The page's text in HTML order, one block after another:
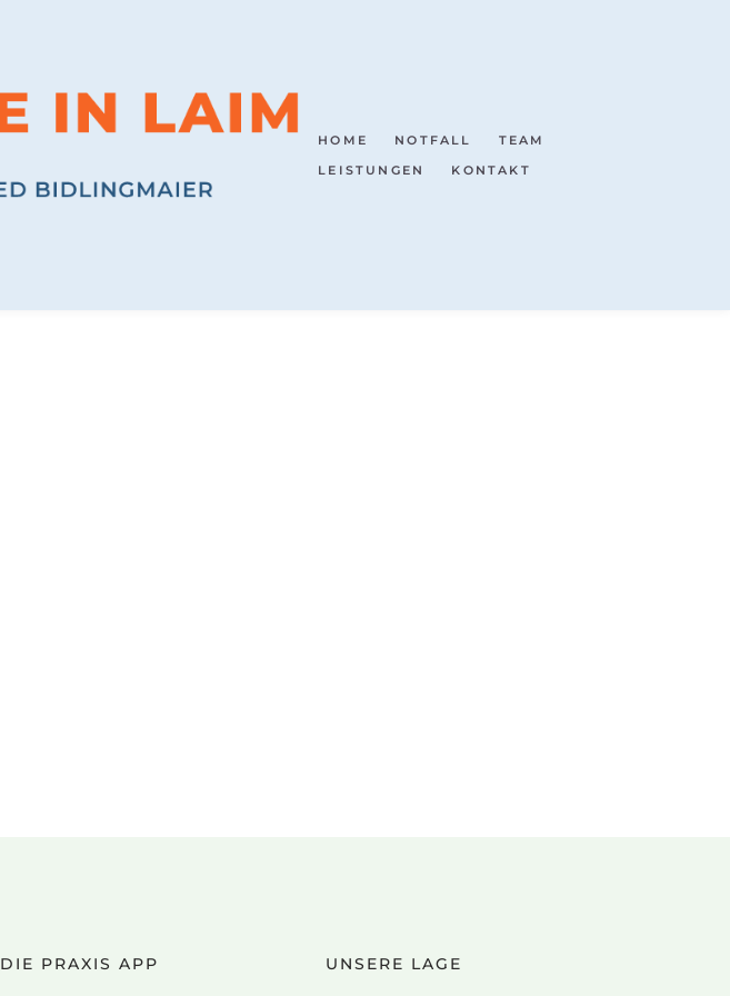
HOME NOTFALL
TEAM
LEISTUNGEN
KONTAKT
DIE PRAXIS APP UNSERE LAGE